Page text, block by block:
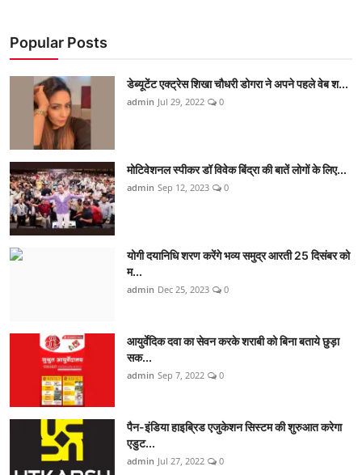
Popular Posts
डेब्यूटेंट एक्ट्रेस शिखा चौधरी डोगरा ने अपने पहले वेब श...
admin Jul 29, 2022 0
मोटिवेशनल स्पीकर डॉ विवेक बिंद्रा की बातें लोगों के लिए...
admin Sep 12, 2023 0
योगी दयानिधि शरण करेंगे भव्य समुद्र आरती 25 दिसंबर को
म...
admin Dec 25, 2023 0
आयुर्वेदिक दवा का सेवन करके शराबी को बिना बताये छुड़ा
सक...
admin Sep 7, 2022 0
पैन-इंडिया हाइब्रिड एजुकेशन सिस्टम की शुरुआत करेगा
एडुट...
admin Jul 27, 2022 0